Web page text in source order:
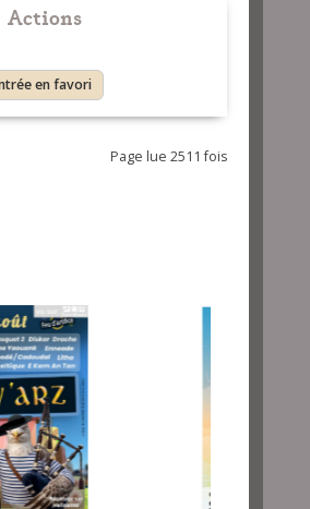
Actions
en favori
Page lue 2511 fois